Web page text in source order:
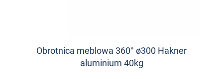
Obrotnica meblowa 360° ø300 Hakner
aluminium 40kg